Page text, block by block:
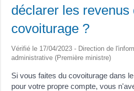
déclarer les revenus
covoiturage ?
Vérifié le 17/04/2023 - Direction de
administrative (Première ministre)
Si vous faites du covoiturage dans
pour votre propre compte, vous